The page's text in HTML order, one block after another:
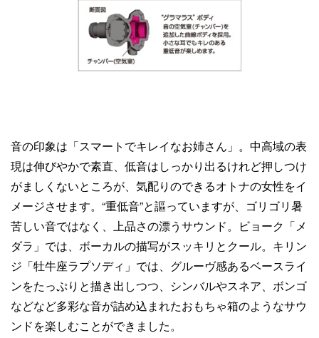
音の印象は「スマートでキレイなお姉さん」。中高域の表
現は伸びやかで素直、低音はしっかり出るけれど押しつけ
がましくないところが、気配りのできるオトナの女性をイ
メージさせます。“重低音”と謳っていますが、ゴリゴリ暑
苦しい音ではなく、上品さの漂うサウンド。ビョーク「メ
ダラ」では、ボーカルの描写がスッキリとクール。キリン
ジ「牡牛座ラプソディ」では、グルーヴ感あるベースライ
ンをたっぷりと描き出しつつ、シンバルやスネア、ボンゴ
などなど多彩な音が詰め込まれたおもちゃ箱のようなサウ
ンドを楽しむことができました。